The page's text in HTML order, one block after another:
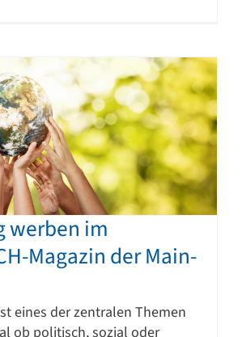
werben im
Magazin der Main-
eines der zentralen Themen
ob politisch, sozial oder